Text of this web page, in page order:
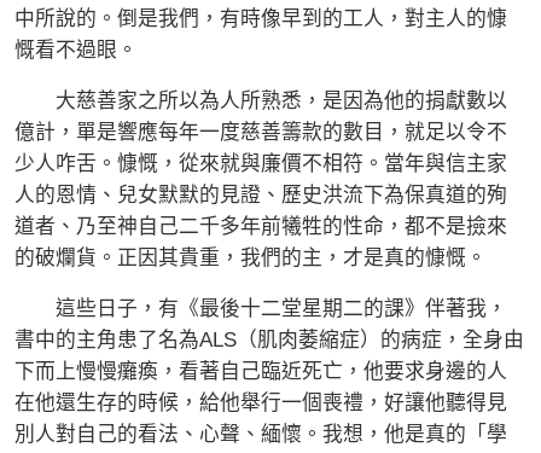
中所說的。倒是我們，有時像早到的工人，對主人的慷
慨看不過眼。
大慈善家之所以為人所熟悉，是因為他的捐獻數以
億計，單是響應每年一度慈善籌款的數目，就足以令不
少人咋舌。慷慨，從來就與廉價不相符。當年與信主家
人的恩情、兒女默默的見證、歷史洪流下為保真道的殉
道者、乃至神自己二千多年前犧牲的性命，都不是撿來
的破爛貨。正因其貴重，我們的主，才是真的慷慨。
這些日子，有《最後十二堂星期二的課》伴著我，
書中的主角患了名為ALS（肌肉萎縮症）的病症，全身由
下而上慢慢癱瘓，看著自己臨近死亡，他要求身邊的人
在他還生存的時候，給他舉行一個喪禮，好讓他聽得見
別人對自己的看法、心聲、緬懷。我想，他是真的「學